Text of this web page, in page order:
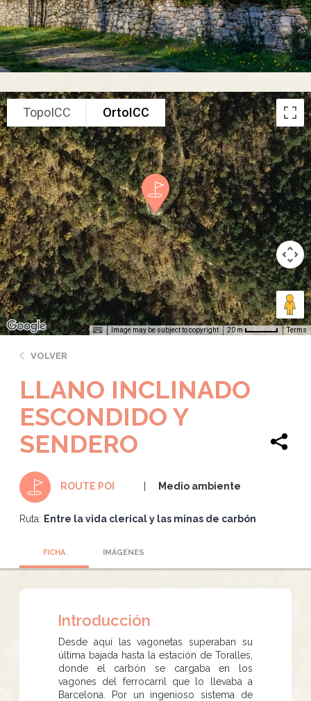
TopoICC OrtoICC
Image may be subject to copyright 20 m Terms
VOLVER
LLANO INCLINADO
ESCONDIDO Y
SENDERO
ROUTE POI Medio ambiente
Ruta: Entre la vida clerical y las minas de carbón
FICHA IMÁGENES
Introducción
Desde aquí las vagonetas superaban su
última bajada hasta la estación de Toralles,
donde el carbón se cargaba en los
vagones del ferrocarril que lo llevaba a
Barcelona. Por un ingenioso sistema de